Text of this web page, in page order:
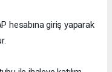
hesabına giriş yaparak